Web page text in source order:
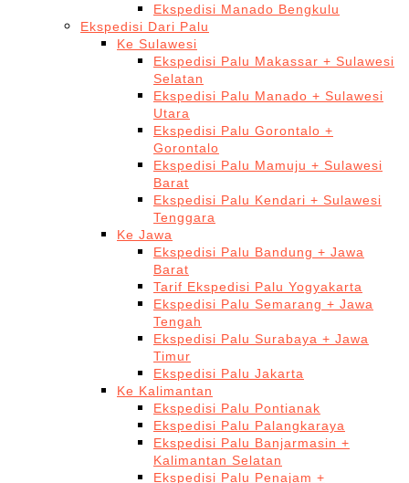
Ekspedisi Manado Bengkulu
Ekspedisi Dari Palu
Ke Sulawesi
Ekspedisi Palu Makassar + Sulawesi
Selatan
Ekspedisi Palu Manado + Sulawesi
Utara
Ekspedisi Palu Gorontalo +
Gorontalo
Ekspedisi Palu Mamuju + Sulawesi
Barat
Ekspedisi Palu Kendari + Sulawesi
Tenggara
Ke Jawa
Ekspedisi Palu Bandung + Jawa
Barat
Tarif Ekspedisi Palu Yogyakarta
Ekspedisi Palu Semarang + Jawa
Tengah
Ekspedisi Palu Surabaya + Jawa
Timur
Ekspedisi Palu Jakarta
Ke Kalimantan
Ekspedisi Palu Pontianak
Ekspedisi Palu Palangkaraya
Ekspedisi Palu Banjarmasin +
Kalimantan Selatan
Ekspedisi Palu Penajam +